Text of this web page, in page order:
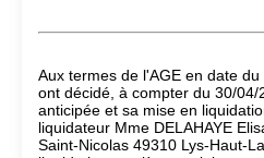
Aux termes de l'AGE en date
ont décidé, à compter du 30/04/
anticipée et sa mise en
liquidateur Mme DELAHAYE
Saint-Nicolas 49310 Lys-Haut-